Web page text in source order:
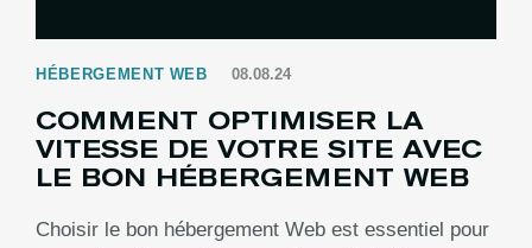
HÉBERGEMENT WEB 08.08.24
COMMENT OPTIMISER LA
VITESSE DE VOTRE SITE AVEC
LE BON HÉBERGEMENT WEB
Choisir le bon hébergement Web est essentiel pour